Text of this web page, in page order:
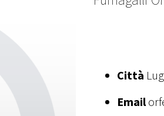
Città
Email